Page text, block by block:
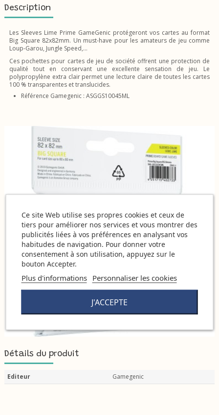
Description
Les Sleeves Lime Prime GameGenic protégeront vos cartes au format
Big Square 82x82mm. Un must-have pour les amateurs de jeu comme
Loup-Garou, Jungle Speed,...
Ces pochettes pour cartes de jeu de société offrent une protection de
qualité tout en conservant une excellente sensation de jeu. Le
polypropylène extra clair permet une lecture claire de toutes les cartes
100 % transparentes et translucides.
Référence Gamegenic : ASGGS10045ML
Détails du produit
Editeur Gamegenic
Ce site Web utilise ses propres cookies et ceux de
tiers pour améliorer nos services et vous montrer des
publicités liées à vos préférences en analysant vos
habitudes de navigation. Pour donner votre
consentement à son utilisation, appuyez sur le
bouton Accepter.
Plus d'informations Personnaliser les cookies
J'ACCEPTE